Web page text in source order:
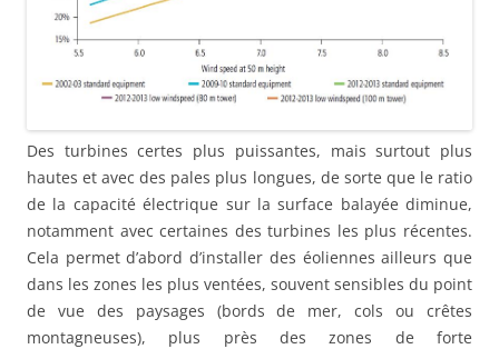
Des turbines certes plus puissantes, mais surtout plus
hautes et avec des pales plus longues, de sorte que le ratio
de la capacité électrique sur la surface balayée diminue,
notamment avec certaines des turbines les plus récentes.
Cela permet d’abord d’installer des éoliennes ailleurs que
dans les zones les plus ventées, souvent sensibles du point
de vue des paysages (bords de mer, cols ou crêtes
montagneuses), plus près des zones de forte